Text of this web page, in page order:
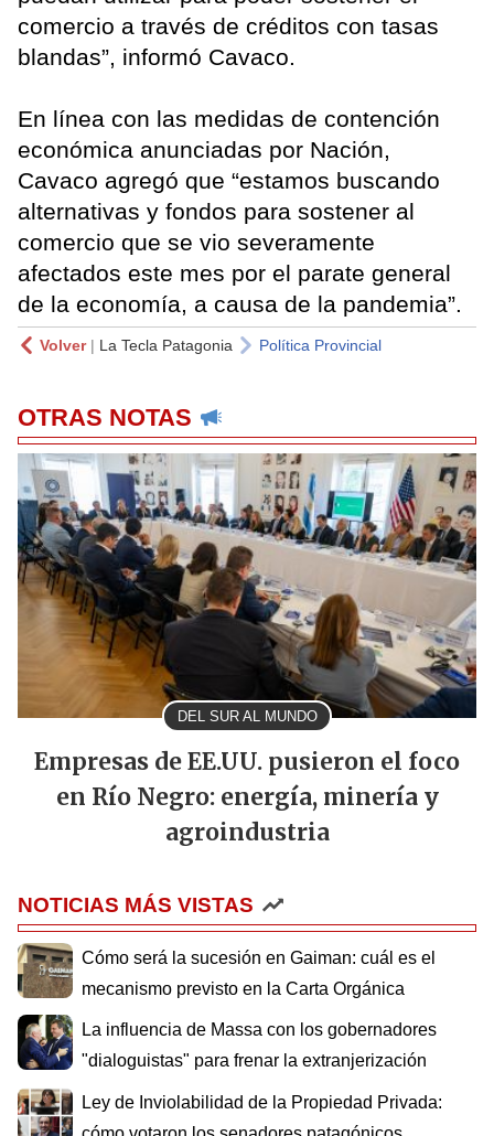
comercio a través de créditos con tasas
blandas”, informó Cavaco.
En línea con las medidas de contención
económica anunciadas por Nación,
Cavaco agregó que “estamos buscando
alternativas y fondos para sostener al
comercio que se vio severamente
afectados este mes por el parate general
de la economía, a causa de la pandemia”.
Volver| La Tecla Patagonia Política Provincial
OTRAS NOTAS
DEL SUR AL MUNDO
Empresas de EE.UU. pusieron el foco
en Río Negro: energía, minería y
agroindustria
NOTICIAS MÁS VISTAS
Cómo será la sucesión en Gaiman: cuál es el
mecanismo previsto en la Carta Orgánica
La influencia de Massa con los gobernadores
"dialoguistas" para frenar la extranjerización
Ley de Inviolabilidad de la Propiedad Privada: